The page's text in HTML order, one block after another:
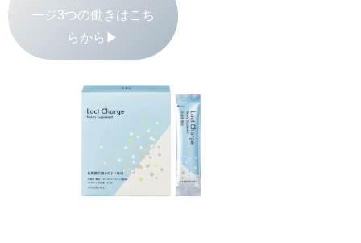
ージ3つの働きはこち
らから▶